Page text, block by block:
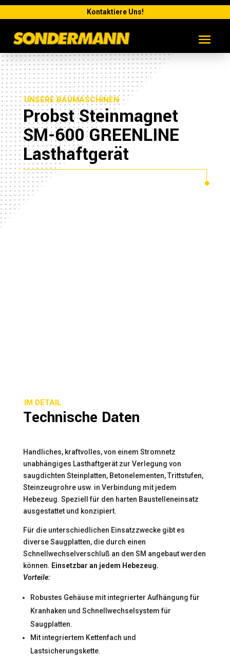
Kontaktiere Uns!
UNSERE BAUMASCHINEN
Probst Steinmagnet
SM-600 GREENLINE
Lasthaftgerät
IM DETAIL
Technische Daten
Handliches, kraftvolles, von einem Stromnetz
unabhängiges Lasthaftgerät zur Verlegung von
saugdichten Steinplatten, Betonelementen, Trittstufen,
Steinzeugrohre usw. in Verbindung mit jedem
Hebezeug. Speziell für den harten Baustelleneinsatz
ausgestattet und konzipiert.
Für die unterschiedlichen Einsatzzwecke gibt es
diverse Saugplatten, die durch einen
Schnellwechselverschluß an den SM angebaut werden
können. Einsetzbar an jedem Hebezeug.
Vorteile:
Robustes Gehäuse mit integrierter Aufhängung für
Kranhaken und Schnellwechselsystem für
Saugplatten.
Mit integriertem Kettenfach und
Lastsicherungskette.